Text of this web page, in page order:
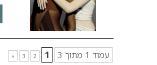
עמוד 1 מתוך 3 1
2
3
»